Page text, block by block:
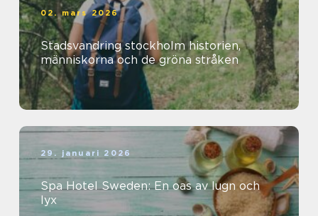
02. mars 2026
Stadsvandring stockholm historien,
människorna och de gröna stråken
29. januari 2026
Spa Hotel Sweden: En oas av lugn och
lyx